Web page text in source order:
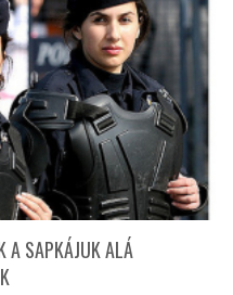
A SAPKÁJUK ALÁ